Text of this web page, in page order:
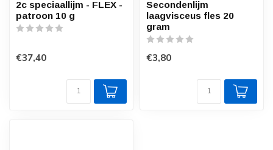
2c speciaallijm - FLEX -
patroon 10 g
€37,40
Secondenlijm
laagvisceus fles 20
gram
€3,80